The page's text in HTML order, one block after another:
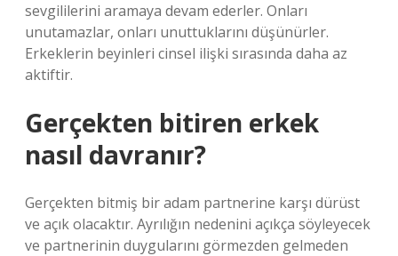
sevgililerini aramaya devam ederler. Onları
unutamazlar, onları unuttuklarını düşünürler.
Erkeklerin beyinleri cinsel ilişki sırasında daha az
aktiftir.
Gerçekten bitiren erkek
nasıl davranır?
Gerçekten bitmiş bir adam partnerine karşı dürüst
ve açık olacaktır. Ayrılığın nedenini açıkça söyleyecek
ve partnerinin duygularını görmezden gelmeden